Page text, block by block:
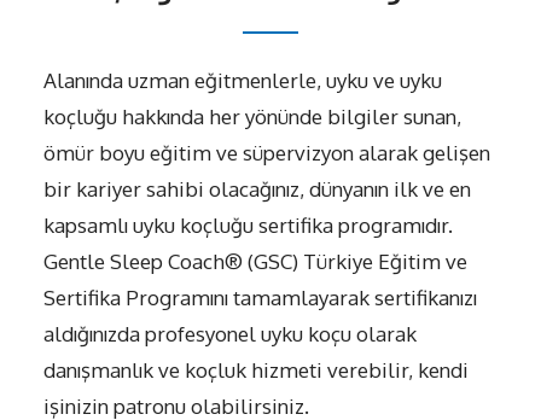
Alanında uzman eğitmenlerle, uyku ve uyku
koçluğu hakkında her yönünde bilgiler sunan,
ömür boyu eğitim ve süpervizyon alarak gelişen
bir kariyer sahibi olacağınız, dünyanın ilk ve en
kapsamlı uyku koçluğu sertifika programıdır.
Gentle Sleep Coach® (GSC) Türkiye Eğitim ve
Sertifika Programını tamamlayarak sertifikanızı
aldığınızda profesyonel uyku koçu olarak
danışmanlık ve koçluk hizmeti verebilir, kendi
işinizin patronu olabilirsiniz.